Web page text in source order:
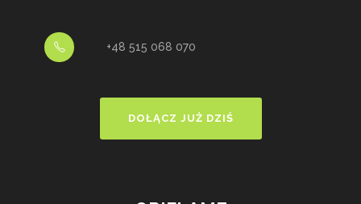
+48 515 068 070
DOŁĄCZ JUŻ DZIŚ